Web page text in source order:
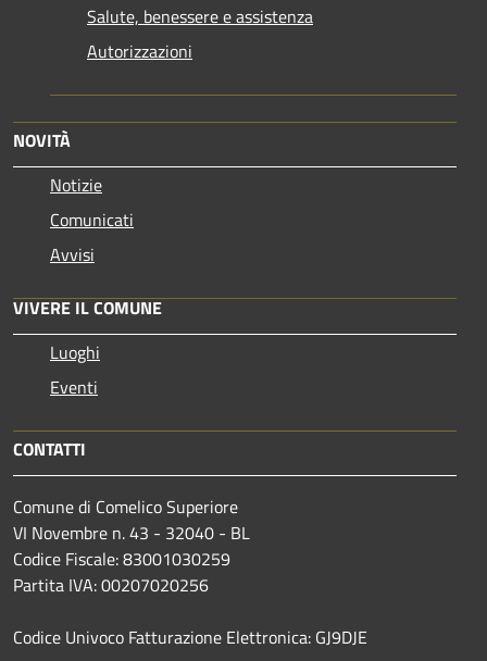
Salute, benessere e assistenza
Autorizzazioni
NOVITÀ
Notizie
Comunicati
Avvisi
VIVERE IL COMUNE
Luoghi
Eventi
CONTATTI
Comune di Comelico Superiore
VI Novembre n. 43 - 32040 - BL
Codice Fiscale: 83001030259
Partita IVA: 00207020256
Codice Univoco Fatturazione Elettronica: GJ9DJE